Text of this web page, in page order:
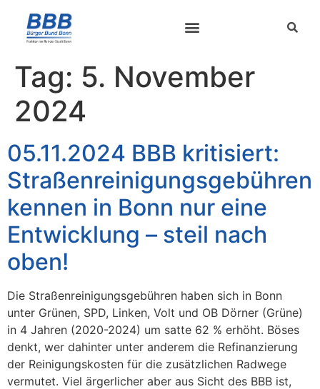
Tag: 5. November
2024
05.11.2024 BBB kritisiert:
Straßenreinigungsgebühren
kennen in Bonn nur eine
Entwicklung – steil nach
oben!
Die Straßenreinigungsgebühren haben sich in Bonn
unter Grünen, SPD, Linken, Volt und OB Dörner (Grüne)
in 4 Jahren (2020-2024) um satte 62 % erhöht. Böses
denkt, wer dahinter unter anderem die Refinanzierung
der Reinigungskosten für die zusätzlichen Radwege
vermutet. Viel ärgerlicher aber aus Sicht des BBB ist,